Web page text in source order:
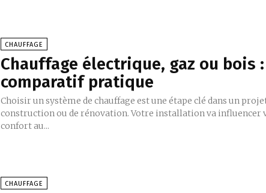
CHAUFFAGE
Chauffage électrique, gaz ou bois :
comparatif pratique
Choisir un système de chauffage est une étape clé dans un
construction ou de rénovation. Votre installation va influencer
confort au...
CHAUFFAGE